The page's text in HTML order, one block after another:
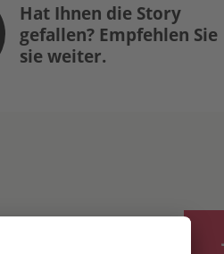
Hat Ihnen die Story
gefallen? Empfehlen Sie
sie weiter.